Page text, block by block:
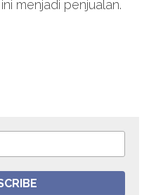
menjadi penjualan.